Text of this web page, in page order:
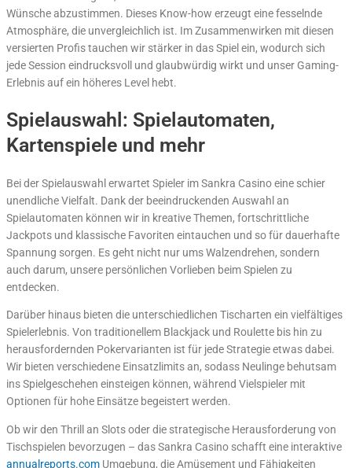
Wünsche abzustimmen. Dieses Know-how erzeugt eine fesselnde
Atmosphäre, die unvergleichlich ist. Im Zusammenwirken mit diesen
versierten Profis tauchen wir stärker in das Spiel ein, wodurch sich
jede Session eindrucksvoll und glaubwürdig wirkt und unser Gaming-
Erlebnis auf ein höheres Level hebt.
Spielauswahl: Spielautomaten,
Kartenspiele und mehr
Bei der Spielauswahl erwartet Spieler im Sankra Casino eine schier
unendliche Vielfalt. Dank der beeindruckenden Auswahl an
Spielautomaten können wir in kreative Themen, fortschrittliche
Jackpots und klassische Favoriten eintauchen und so für dauerhafte
Spannung sorgen. Es geht nicht nur ums Walzendrehen, sondern
auch darum, unsere persönlichen Vorlieben beim Spielen zu
entdecken.
Darüber hinaus bieten die unterschiedlichen Tischarten ein vielfältiges
Spielerlebnis. Von traditionellem Blackjack und Roulette bis hin zu
herausfordernden Pokervarianten ist für jede Strategie etwas dabei.
Wir bieten verschiedene Einsatzlimits an, sodass Neulinge behutsam
ins Spielgeschehen einsteigen können, während Vielspieler mit
Optionen für hohe Einsätze begeistert werden.
Ob wir den Thrill an Slots oder die strategische Herausforderung von
Tischspielen bevorzugen – das Sankra Casino schafft eine interaktive
annualreports.com Umgebung, die Amüsement und Fähigkeiten